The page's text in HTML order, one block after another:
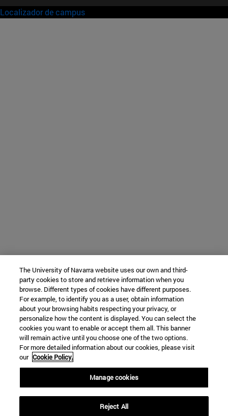
Localizador de campus
The University of Navarra website uses our own and third-
party cookies to store and retrieve information when you
browse. Different types of cookies have different purposes.
For example, to identify you as a user, obtain information
about your browsing habits respecting your privacy, or
personalize how the content is displayed. You can select the
cookies you want to enable or accept them all. This banner
will remain active until you choose one of the two options.
For more detailed information about our cookies, please visit
our Cookie Policy.
Manage cookies
Reject All